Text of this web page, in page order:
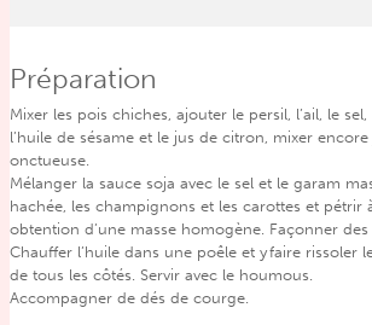
Préparation
Mixer les pois chiches, ajouter le persil, l’ail, le
l’huile de sésame et le jus de citron, mixer
onctueuse.
Mélanger la sauce soja avec le sel et le garam
hachée, les champignons et les carottes et pétrir
obtention d’une masse homogène. Façonner des
Chauffer l’huile dans une poêle et y faire rissoler
de tous les côtés. Servir avec le houmous.
Accompagner de dés de courge.